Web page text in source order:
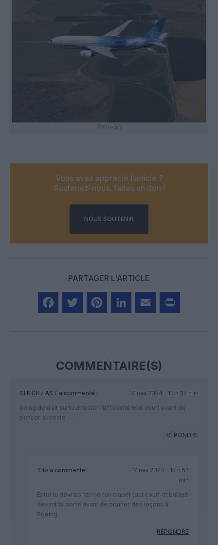
©Boeing
Vous avez apprécié l’article ?
Soutenez-nous, faites un don !
NOUS SOUTENIR
PARTAGER L'ARTICLE
COMMENTAIRE(S)
CHECK LAST a commenté :
17 mai 2024 - 13 h 37 min
boing devrait surtout tester l’efficacité tout court avant de
penser au reste …
RÉPONDRE
Tilo a commenté :
17 mai 2024 - 15 h 53
min
Et toi tu devrais fermé ton clapet tout court et balayé
devant ta porte avant de donner des leçons à
Boeing.
RÉPONDRE